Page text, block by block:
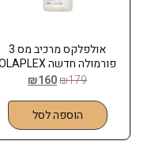
אולפלקס מרכיב מס 3
פורמולה חדשה OLAPLEX
₪179
₪160
הוספה לסל